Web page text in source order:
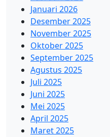
Januari 2026
Desember 2025
November 2025
Oktober 2025
September 2025
Agustus 2025
Juli 2025
Juni 2025
Mei 2025
April 2025
Maret 2025